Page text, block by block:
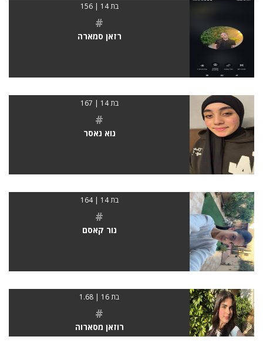
בת 14 | 156
#
רזאן סמארה
בת 14 | 167
#
נוא נאסר
בת 14 | 164
#
נור קאסם
בת 16 | 1.68
#
רוזאן מסארוה